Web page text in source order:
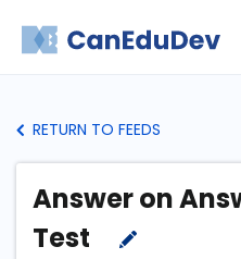
RETURN TO FEEDS
Answer on
Test